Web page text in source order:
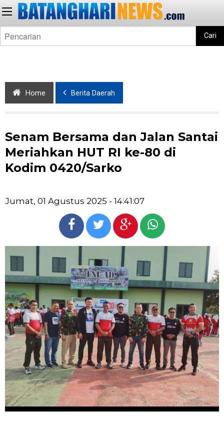
Cari
Home Berita Daerah
Senam Bersama dan Jalan Santai
Meriahkan HUT RI ke-80 di
Kodim 0420/Sarko
Jumat, 01 Agustus 2025 - 14:41:07